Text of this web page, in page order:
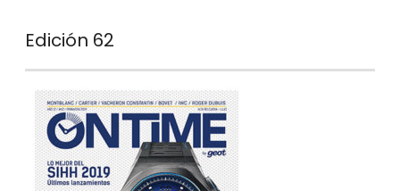
Edición 62